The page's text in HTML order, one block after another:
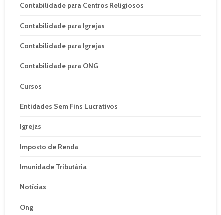
Contabilidade para Centros Religiosos
Contabilidade para Igrejas
Contabilidade para Igrejas
Contabilidade para ONG
Cursos
Entidades Sem Fins Lucrativos
Igrejas
Imposto de Renda
Imunidade Tributária
Notícias
Ong